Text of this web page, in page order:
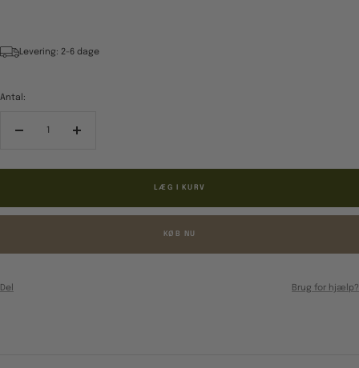
Levering: 2-6 dage
Antal:
Reducér
Forøg
LÆG I KURV
KØB NU
Del Brug for hjælp?